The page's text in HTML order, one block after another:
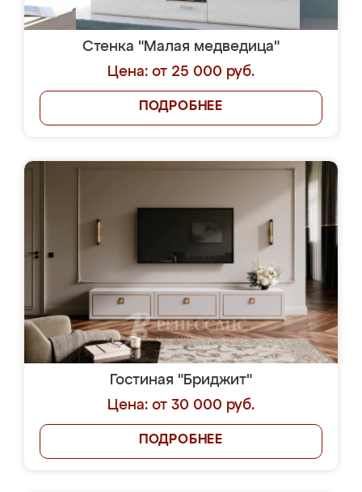
Стенка "Малая медведица"
Цена: от 25 000 руб.
ПОДРОБНЕЕ
Гостиная "Бриджит"
Цена: от 30 000 руб.
ПОДРОБНЕЕ